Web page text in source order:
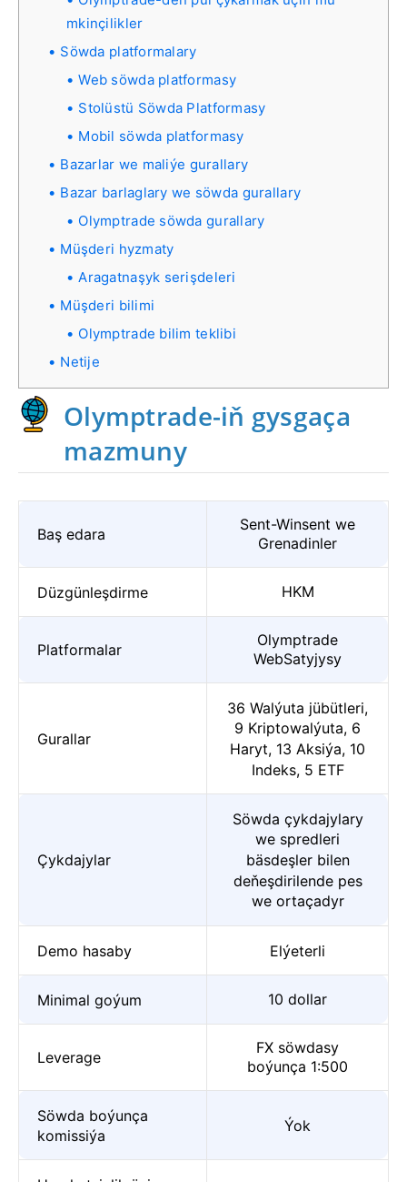
mkinçilikler
Söwda platformalary
Web söwda platformasy
Stolüstü Söwda Platformasy
Mobil söwda platformasy
Bazarlar we maliýe gurallary
Bazar barlaglary we söwda gurallary
Olymptrade söwda gurallary
Müşderi hyzmaty
Aragatnaşyk serişdeleri
Müşderi bilimi
Olymptrade bilim teklibi
Netije
Olymptrade-iň gysgaça
mazmuny
Baş edara
Sent-Winsent we
Grenadinler
Düzgünleşdirme HKM
Platformalar
Olymptrade
WebSatyjysy
Gurallar
36 Walýuta jübütleri,
9 Kriptowalýuta, 6
Haryt, 13 Aksiýa, 10
Indeks, 5 ETF
Çykdajylar
Söwda çykdajylary
we spredleri
bäsdeşler bilen
deňeşdirilende pes
we ortaçadyr
Demo hasaby Elýeterli
Minimal goýum 10 dollar
Leverage
FX söwdasy
boýunça 1:500
Söwda boýunça
komissiýa
Ýok